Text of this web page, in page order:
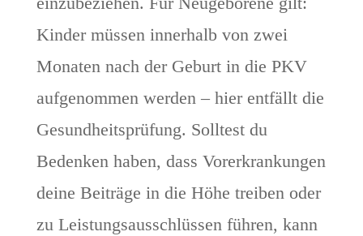
Kinder müssen innerhalb von zwei
Monaten nach der Geburt in die PKV
aufgenommen werden – hier entfällt die
Gesundheitsprüfung. Solltest du
Bedenken haben, dass Vorerkrankungen
deine Beiträge in die Höhe treiben oder
zu Leistungsausschlüssen führen, kann